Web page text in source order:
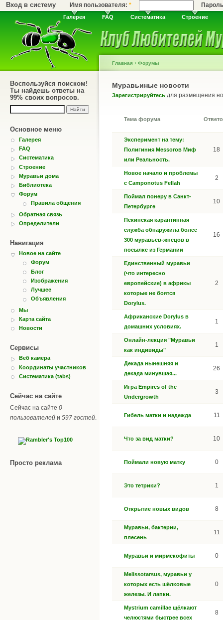
Вход в систему Имя пользователя:*
Галерея FAQ Систематика Строение
Воспользуйся поиском!
Ты найдешь ответы на
99% своих вопросов.
Основное меню
Галерея
FAQ
Систематика
Строение
Муравьи дома
Библиотека
Форум
Правила общения
Обратная связь
Определители
Навигация
Новое на сайте
Форум
Блог
Изображения
Лучшее
Объявления
Мы
Карта сайта
Новости
Сервисы
Веб камера
Координаты участников
Систематика (tabs)
Сейчас на сайте
Сейчас на сайте 0
пользователей и 597 гостей.
Просто реклама
Главная › Форумы
Муравьиные новости
Зарегистрируйтесь для размещения
Тема форума
Эксперимент на тему:
Полигиния Messorов Миф
или Реальность.
18
Новое начало и проблемы
с Camponotus Fellah
2
Поймал понеру в Санкт-
Петербурге
10
Пекинская карантинная
служба обнаружила более
300 муравьев-жнецов в
посылке из Германии
16
Единственный муравьи
(что интересно
европейские) в африкы
которые не боятся
Dorylus.
2
Африканские Dorylus в
домашних условиях.
1
Онлайн-лекция "Муравьи
как индивиды"
1
Декада нынешняя и
декада минувшая...
26
Игра Empires of the
Undergrowth
3
Гибель матки и надежда 11
Что за вид матки? 10
Поймали новую матку 0
Это тетрики? 1
Открытие новых видов 8
Муравьи, бактерии,
плесень
11
Муравьи и мирмекофиты 0
Melissotarsus, муравьи у
которых есть шёлковые
железы. И лапки.
0
Mystrium camillae щёлкают
челюстями быстрее всех
8